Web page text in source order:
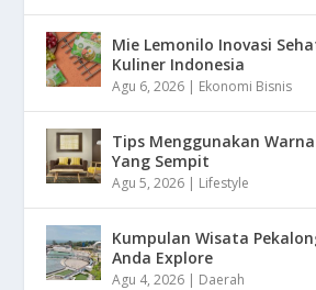
Mie Lemonilo Inovasi
Kuliner Indonesia
Agu 6, 2026 | Ekonomi Bisnis
Tips Menggunakan
Yang Sempit
Agu 5, 2026 | Lifestyle
Kumpulan Wisata
Anda Explore
Agu 4, 2026 | Daerah